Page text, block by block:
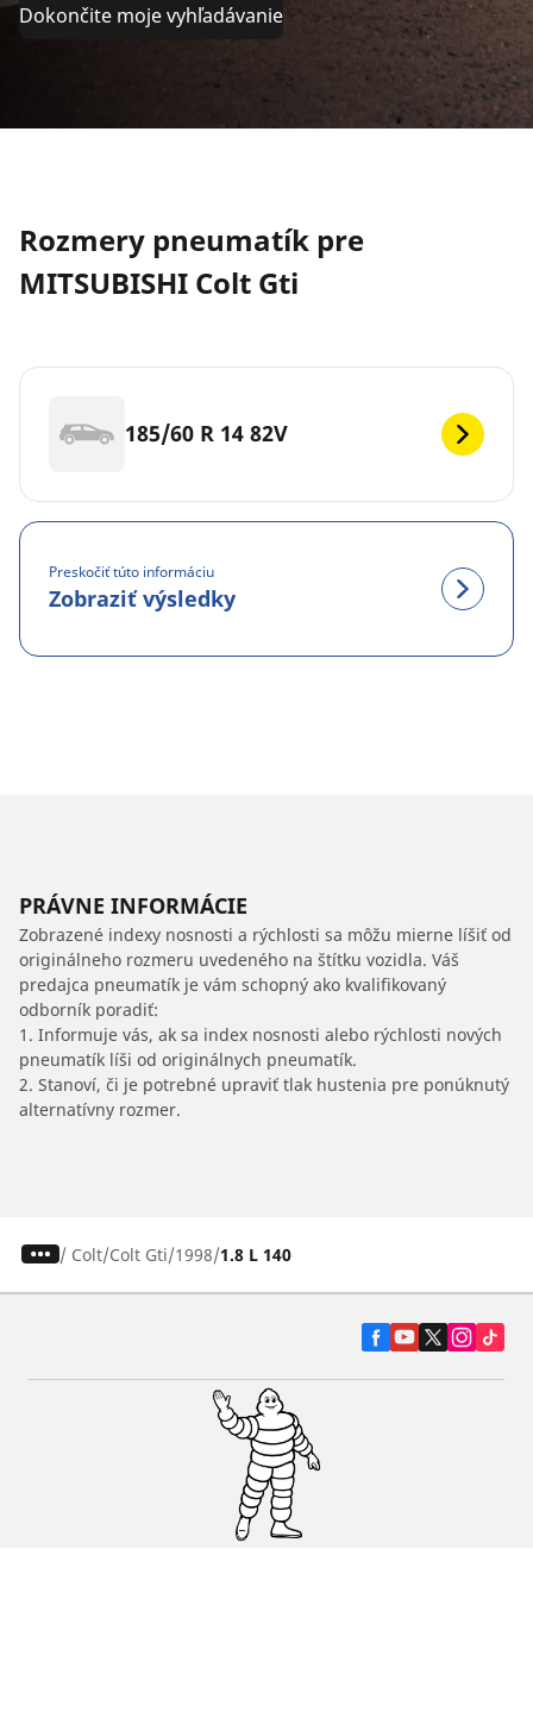
Dokončite moje vyhľadávanie
Rozmery pneumatík pre
MITSUBISHI Colt Gti
185/60 R 14 82V
Preskočiť túto informáciu
Zobraziť výsledky
PRÁVNE INFORMÁCIE
Zobrazené indexy nosnosti a rýchlosti sa môžu mierne líšiť od
originálneho rozmeru uvedeného na štítku vozidla. Váš
predajca pneumatík je vám schopný ako kvalifikovaný
odborník poradiť:
1. Informuje vás, ak sa index nosnosti alebo rýchlosti nových
pneumatík líši od originálnych pneumatík.
2. Stanoví, či je potrebné upraviť tlak hustenia pre ponúknutý
alternatívny rozmer.
/ Colt Colt Gti 1998 1.8 L 140